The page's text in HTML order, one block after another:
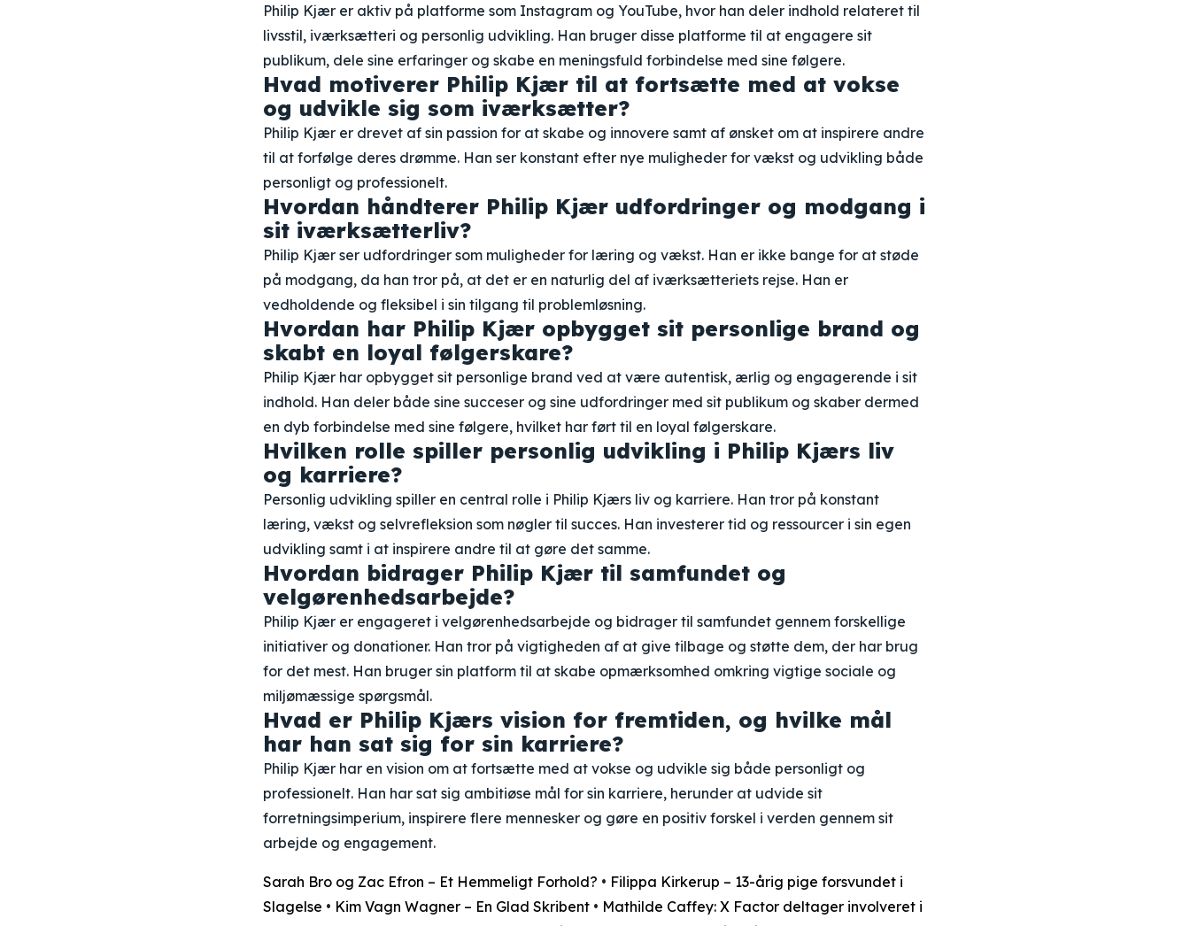
Philip Kjær er aktiv på platforme som Instagram og YouTube, hvor han deler indhold relateret til
livsstil, iværksætteri og personlig udvikling. Han bruger disse platforme til at engagere sit
publikum, dele sine erfaringer og skabe en meningsfuld forbindelse med sine følgere.
Hvad motiverer Philip Kjær til at fortsætte med at vokse
og udvikle sig som iværksætter?
Philip Kjær er drevet af sin passion for at skabe og innovere samt af ønsket om at inspirere andre
til at forfølge deres drømme. Han ser konstant efter nye muligheder for vækst og udvikling både
personligt og professionelt.
Hvordan håndterer Philip Kjær udfordringer og modgang i
sit iværksætterliv?
Philip Kjær ser udfordringer som muligheder for læring og vækst. Han er ikke bange for at støde
på modgang, da han tror på, at det er en naturlig del af iværksætteriets rejse. Han er
vedholdende og fleksibel i sin tilgang til problemløsning.
Hvordan har Philip Kjær opbygget sit personlige brand og
skabt en loyal følgerskare?
Philip Kjær har opbygget sit personlige brand ved at være autentisk, ærlig og engagerende i sit
indhold. Han deler både sine succeser og sine udfordringer med sit publikum og skaber dermed
en dyb forbindelse med sine følgere, hvilket har ført til en loyal følgerskare.
Hvilken rolle spiller personlig udvikling i Philip Kjærs liv
og karriere?
Personlig udvikling spiller en central rolle i Philip Kjærs liv og karriere. Han tror på konstant
læring, vækst og selvrefleksion som nøgler til succes. Han investerer tid og ressourcer i sin egen
udvikling samt i at inspirere andre til at gøre det samme.
Hvordan bidrager Philip Kjær til samfundet og
velgørenhedsarbejde?
Philip Kjær er engageret i velgørenhedsarbejde og bidrager til samfundet gennem forskellige
initiativer og donationer. Han tror på vigtigheden af at give tilbage og støtte dem, der har brug
for det mest. Han bruger sin platform til at skabe opmærksomhed omkring vigtige sociale og
miljømæssige spørgsmål.
Hvad er Philip Kjærs vision for fremtiden, og hvilke mål
har han sat sig for sin karriere?
Philip Kjær har en vision om at fortsætte med at vokse og udvikle sig både personligt og
professionelt. Han har sat sig ambitiøse mål for sin karriere, herunder at udvide sit
forretningsimperium, inspirere flere mennesker og gøre en positiv forskel i verden gennem sit
arbejde og engagement.
Sarah Bro og Zac Efron – Et Hemmeligt Forhold? • Filippa Kirkerup – 13-årig pige forsvundet i
Slagelse • Kim Vagn Wagner – En Glad Skribent • Mathilde Caffey: X Factor deltager involveret i